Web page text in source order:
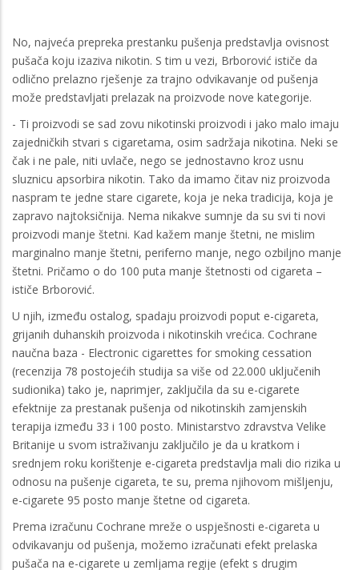
No, najveća prepreka prestanku pušenja predstavlja ovisnost
pušača koju izaziva nikotin. S tim u vezi, Brborović ističe da
odlično prelazno rješenje za trajno odvikavanje od pušenja
može predstavljati prelazak na proizvode nove kategorije.
- Ti proizvodi se sad zovu nikotinski proizvodi i jako malo imaju
zajedničkih stvari s cigaretama, osim sadržaja nikotina. Neki se
čak i ne pale, niti uvlače, nego se jednostavno kroz usnu
sluznicu apsorbira nikotin. Tako da imamo čitav niz proizvoda
naspram te jedne stare cigarete, koja je neka tradicija, koja je
zapravo najtoksičnija. Nema nikakve sumnje da su svi ti novi
proizvodi manje štetni. Kad kažem manje štetni, ne mislim
marginalno manje štetni, periferno manje, nego ozbiljno manje
štetni. Pričamo o do 100 puta manje štetnosti od cigareta –
ističe Brborović.
U njih, između ostalog, spadaju proizvodi poput e-cigareta,
grijanih duhanskih proizvoda i nikotinskih vrećica. Cochrane
naučna baza - Electronic cigarettes for smoking cessation
(recenzija 78 postojećih studija sa više od 22.000 uključenih
sudionika) tako je, naprimjer, zaključila da su e-cigarete
efektnije za prestanak pušenja od nikotinskih zamjenskih
terapija između 33 i 100 posto. Ministarstvo zdravstva Velike
Britanije u svom istraživanju zaključilo je da u kratkom i
srednjem roku korištenje e-cigareta predstavlja mali dio rizika u
odnosu na pušenje cigareta, te su, prema njihovom mišljenju,
e-cigarete 95 posto manje štetne od cigareta.
Prema izračunu Cochrane mreže o uspješnosti e-cigareta u
odvikavanju od pušenja, možemo izračunati efekt prelaska
pušača na e-cigarete u zemljama regije (efekt s drugim